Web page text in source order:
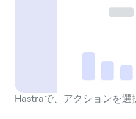
Hastraで、アクションを選